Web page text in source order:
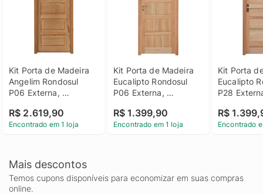
Kit Porta de Madeira
Angelim Rondosul
P06 Externa,
213x85 cm
R$ 2.619,90
Encontrado em 1 loja
Kit Porta de Madeira
Eucalipto Rondosul
P06 Externa,
213x85 cm
R$ 1.399,90
Encontrado em 1 loja
Kit Porta
Eucalipto
P28
cm
R$
Encontrado
Mais descontos
Temos cupons disponíveis para economizar em suas compras
online.